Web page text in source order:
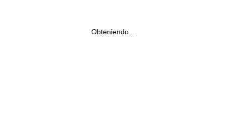
Obteniendo...